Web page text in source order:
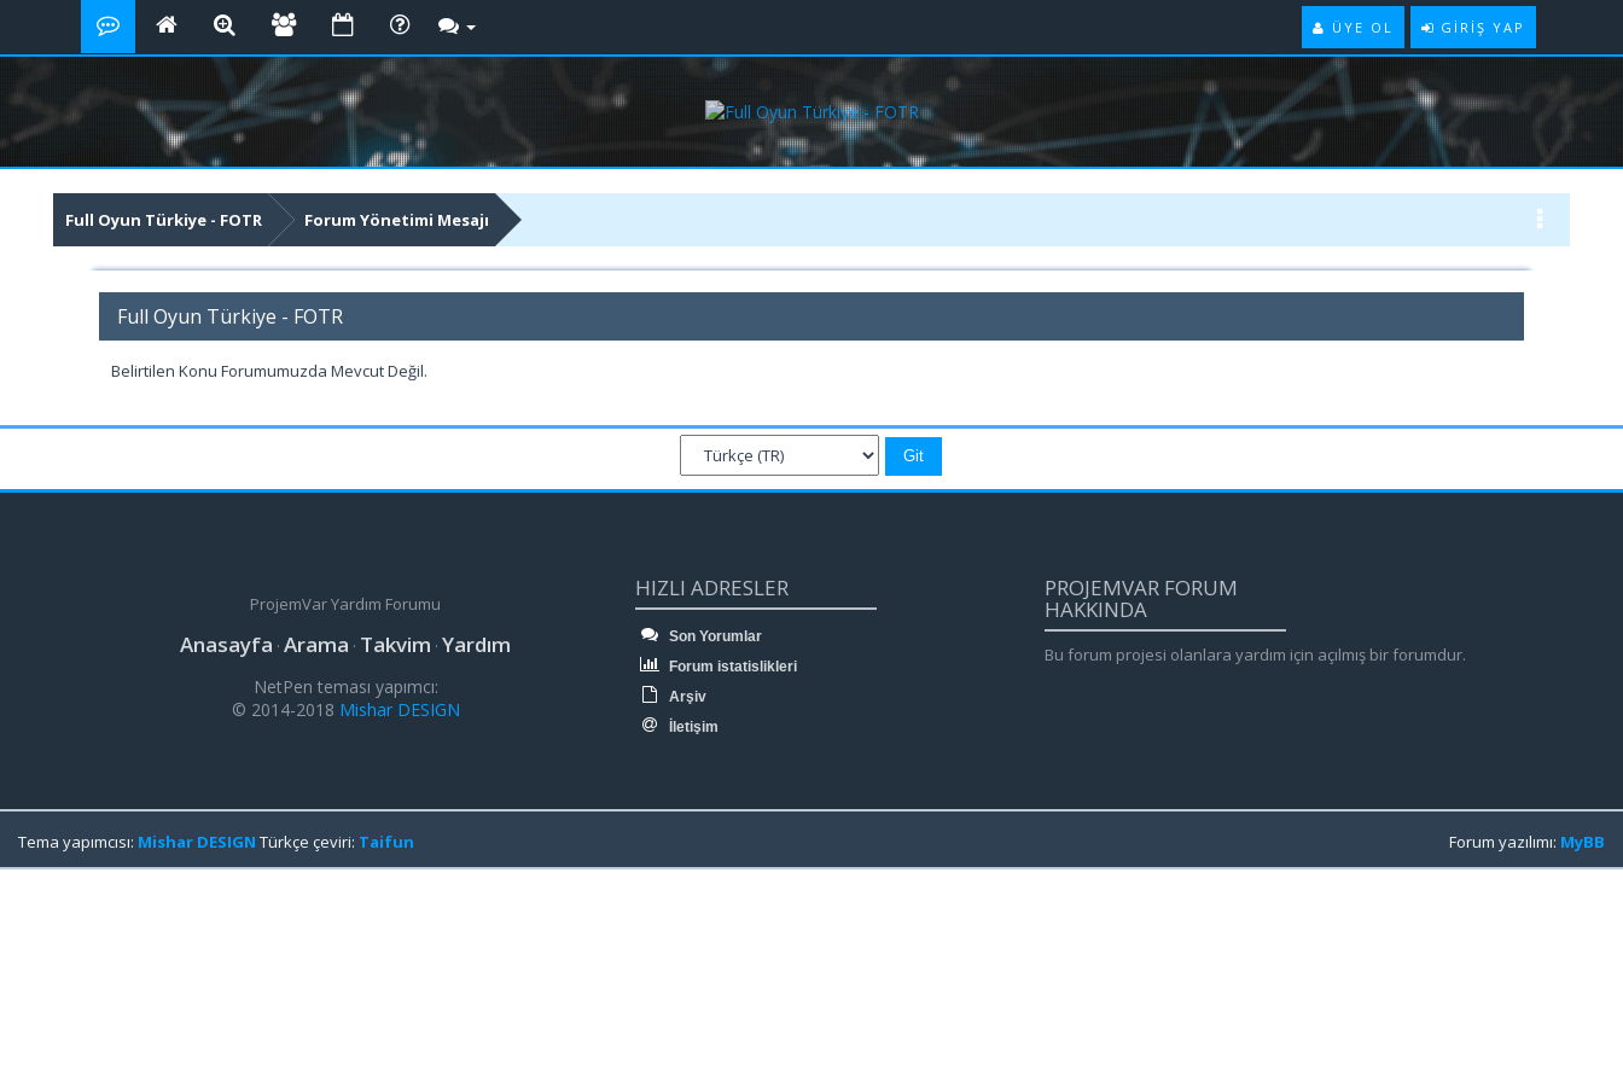
GIRIŞ YAP
ÜYE OL
Full Oyun Türkiye - FOTR Forum Yönetimi Mesajı
Full Oyun Türkiye - FOTR
Belirtilen Konu Forumumuzda Mevcut Değil.
ProjemVar Yardım Forumu
Anasayfa ·Arama · Takvim ·Yardım
NetPen teması yapımcı:
© 2014-2018 Mishar DESIGN
HIZLI ADRESLER
Son Yorumlar
Forum istatislikleri
Arşiv
İletişim
PROJEMVAR FORUM
HAKKINDA
Bu forum projesi olanlara yardım için açılmış bir forumdur.
Tema yapımcısı: Mishar DESIGN Türkçe çeviri: Taifun Forum yazılımı: MyBB